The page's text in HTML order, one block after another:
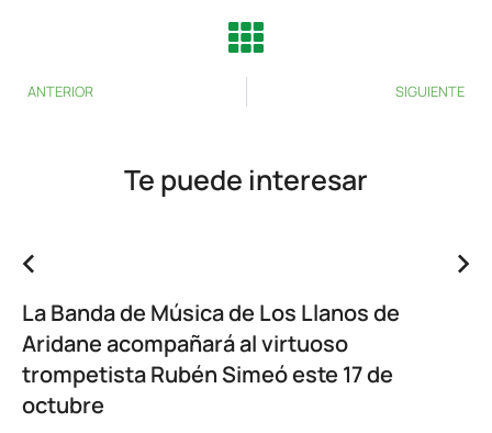
ANTERIOR SIGUIENTE
Te puede interesar
La Banda de Música de Los Llanos de
Aridane acompañará al virtuoso
trompetista Rubén Simeó este 17 de
octubre